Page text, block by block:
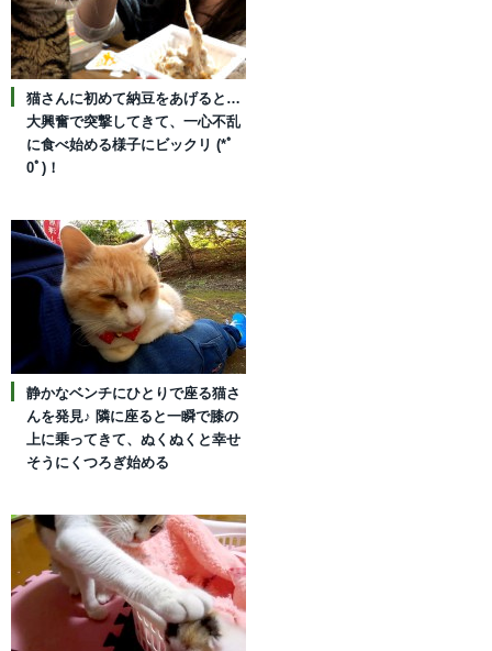
猫さんに初めて納豆をあげると…
大興奮で突撃してきて、一心不乱
に食べ始める様子にビックリ (*ﾟ
0ﾟ)！
静かなベンチにひとりで座る猫さ
んを発見♪ 隣に座ると一瞬で膝の
上に乗ってきて、ぬくぬくと幸せ
そうにくつろぎ始める